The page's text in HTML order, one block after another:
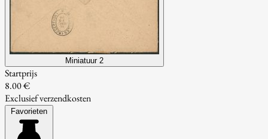
Miniatuur 2
Startprijs
8.00 €
Exclusief verzendkosten
Favorieten